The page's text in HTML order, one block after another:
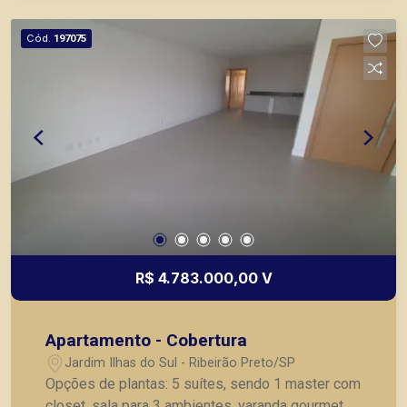
Cód. 197075
R$ 4.783.000,00 V
Apartamento - Cobertura
Jardim Ilhas do Sul - Ribeirão Preto/SP
Opções de plantas: 5 suítes, sendo 1 master com